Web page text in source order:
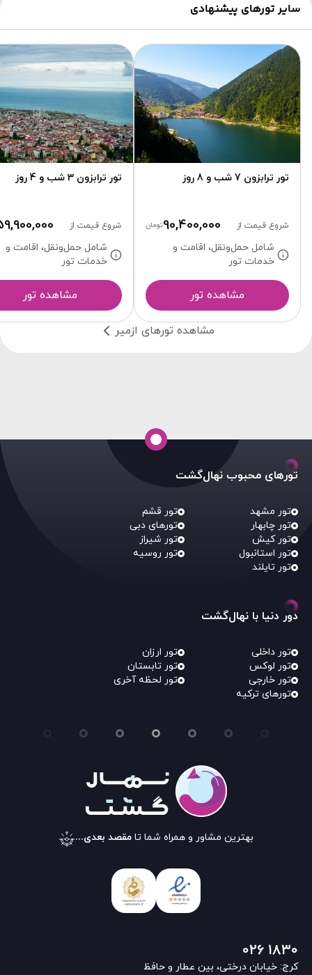
سایر تورهای پیشنهادی
تور ترابزون 7 شب و 8 روز
شروع قیمت از 90,400,000تومان
شامل حمل‌ونقل، اقامت و
خدمات تور
مشاهده تور
تور ترابزون 3 شب و 4 روز
شروع قیمت از
شامل حمل‌ونقل، اقامت و
خدمات تور
مشاهده تور
مشاهده تورهای ازمیر
تورهای محبوب نهال‌گشت
تور مشهد
تور قشم
تور چابهار
تورهای دبی
تور کیش
تور شیراز
تور استانبول
تور روسیه
تور تایلند
دور دنیا با نهال‌گشت
تور داخلی
تور ارزان
تور لوکس
تور تابستان
تور خارجی
تور لحظه آخری
تورهای ترکیه
بهترین مشاور و همراه شما تا مقصد بعدی...
026 1830
کرج: خیابان درختی، بین عطار و حافظ